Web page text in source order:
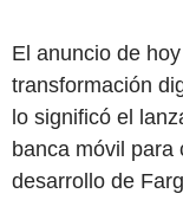
El anuncio de
transformación
lo significó el
banca móvil para
desarrollo de